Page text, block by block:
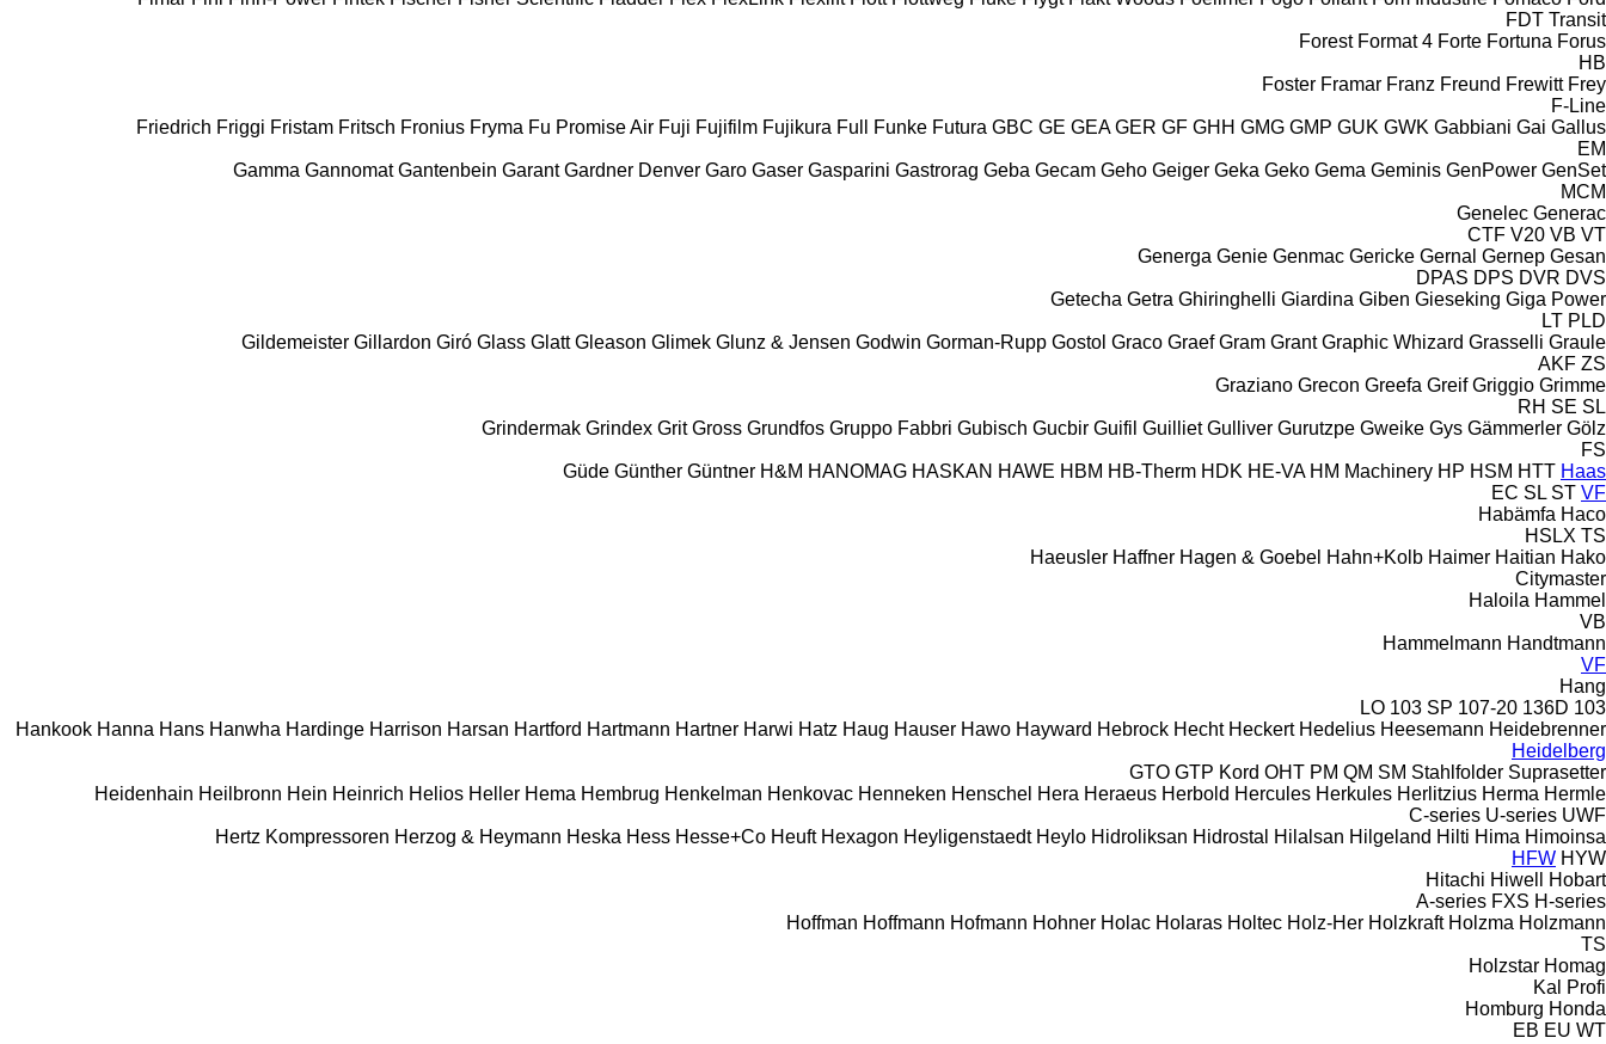
FDT Transit
Forest Format 4 Forte Fortuna Forus
HB
Foster Framar Franz Freund Frewitt Frey
F-Line
Friedrich Friggi Fristam Fritsch Fronius Fryma Fu Promise Air Fuji Fujifilm Fujikura Full Funke Futura GBC GE GEA GER GF GHH GMG GMP GUK GWK Gabbiani Gai Gallus
EM
Gamma Gannomat Gantenbein Garant Gardner Denver Garo Gaser Gasparini Gastrorag Geba Gecam Geho Geiger Geka Geko Gema Geminis GenPower GenSet
MCM
Genelec Generac
CTF V20 VB VT
Generga Genie Genmac Gericke Gernal Gernep Gesan
DPAS DPS DVR DVS
Getecha Getra Ghiringhelli Giardina Giben Gieseking Giga Power
LT PLD
Gildemeister Gillardon Giró Glass Glatt Gleason Glimek Glunz & Jensen Godwin Gorman-Rupp Gostol Graco Graef Gram Grant Graphic Whizard Grasselli Graule
AKF ZS
Graziano Grecon Greefa Greif Griggio Grimme
RH SE SL
Grindermak Grindex Grit Gross Grundfos Gruppo Fabbri Gubisch Gucbir Guifil Guilliet Gulliver Gurutzpe Gweike Gys Gämmerler Gölz
FS
Güde Günther Güntner H&M HANOMAG HASKAN HAWE HBM HB‑Therm HDK HE-VA HM Machinery HP HSM HTT Haas
EC SL ST VF
Habämfa Haco
HSLX TS
Haeusler Haffner Hagen & Goebel Hahn+Kolb Haimer Haitian Hako
Citymaster
Haloila Hammel
VB
Hammelmann Handtmann
VF
Hang
103 LO
103 SP 107-20 136D
Hankook Hanna Hans Hanwha Hardinge Harrison Harsan Hartford Hartmann Hartner Harwi Hatz Haug Hauser Hawo Hayward Hebrock Hecht Heckert Hedelius Heesemann Heidebrenner
Heidelberg
GTO GTP Kord OHT PM QM SM Stahlfolder Suprasetter
Heidenhain Heilbronn Hein Heinrich Helios Heller Hema Hembrug Henkelman Henkovac Henneken Henschel Hera Heraeus Herbold Hercules Herkules Herlitzius Herma Hermle
C-series U-series UWF
Hertz Kompressoren Herzog & Heymann Heska Hess Hesse+Co Heuft Hexagon Heyligenstaedt Heylo Hidroliksan Hidrostal Hilalsan Hilgeland Hilti Hima Himoinsa
HFW HYW
Hitachi Hiwell
Hobart
A-series FXS H-series
Hoffman Hoffmann Hofmann Hohner Holac Holaras Holtec Holz-Her Holzkraft Holzma Holzmann
TS
Holzstar Homag
Kal
Profi
Homburg Honda
EB EU WT